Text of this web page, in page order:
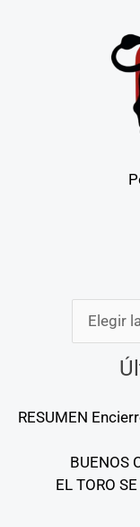
RESUMEN
BUENOS
EL TORO